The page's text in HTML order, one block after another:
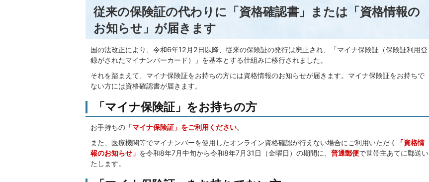
従来の保険証の代わりに「資格確認書」または「資格情報の
お知らせ」が届きます
国の法改正により、令和6年12月2日以降、従来の保険証の発行は廃止され、「マイナ保険証（保険証利用登
録がされたマイナンバーカード）」を基本とする仕組みに移行されました。
それを踏まえて、マイナ保険証をお持ちの方には資格情報のお知らせが届きます。マイナ保険証をお持ちで
ない方には資格確認書が届きます。
「マイナ保険証」をお持ちの方
お手持ちの 「マイナ保険証」をご利用ください。
また、医療機関等でマイナンバーを使用したオンライン資格確認が行えない場合にご利用いただく
「資格情
報のお知らせ」 を令和8年7月中旬から令和8年7月31日（金曜日）の期間に、 普通郵便で世帯主あてに郵送い
たします。